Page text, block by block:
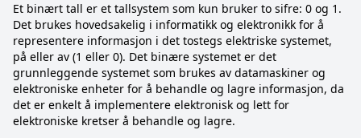
Et binært tall er et tallsystem som kun bruker to sifre: 0 og 1.
Det brukes hovedsakelig i informatikk og elektronikk for å
representere informasjon i det tostegs elektriske systemet,
på eller av (1 eller 0). Det binære systemet er det
grunnleggende systemet som brukes av datamaskiner og
elektroniske enheter for å behandle og lagre informasjon, da
det er enkelt å implementere elektronisk og lett for
elektroniske kretser å behandle og lagre.